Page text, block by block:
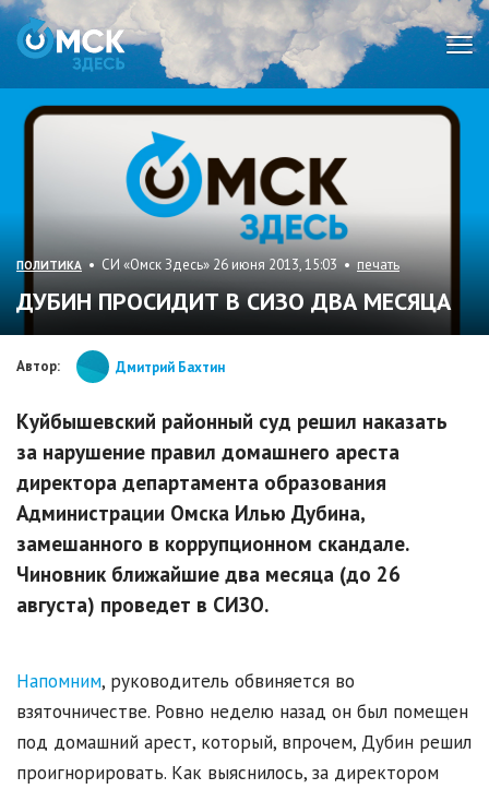
ПОЛИТИКА • СИ «Омск Здесь» 26 июня 2013, 15:03 • печать
ДУБИН ПРОСИДИТ В СИЗО ДВА МЕСЯЦА
Автор: Дмитрий Бахтин
Куйбышевский районный суд решил наказать
за нарушение правил домашнего ареста
директора департамента образования
Администрации Омска Илью Дубина,
замешанного в коррупционном скандале.
Чиновник ближайшие два месяца (до 26
августа) проведет в СИЗО.
Напомним, руководитель обвиняется во
взяточничестве. Ровно неделю назад он был помещен
под домашний арест, который, впрочем, Дубин решил
проигнорировать. Как выяснилось, за директором